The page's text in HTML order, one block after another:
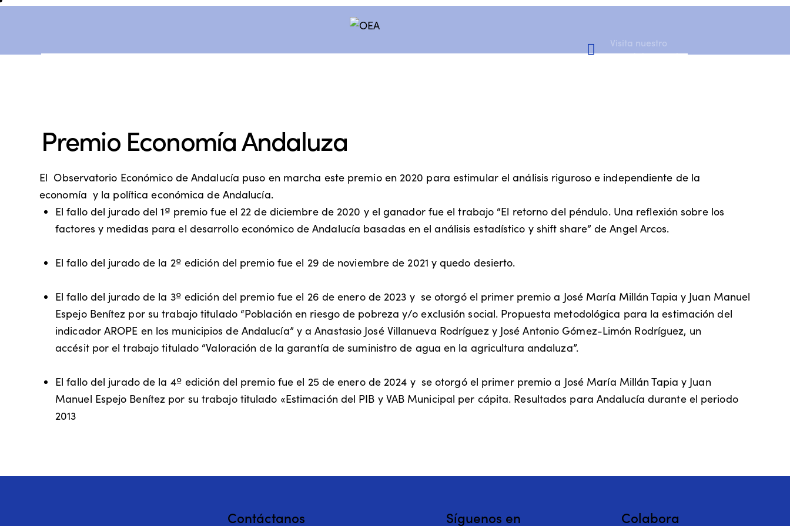
Visita nuestro
Canal de YouTube
Premio Economía Andaluza
El Observatorio Económico de Andalucía puso en marcha este premio en 2020 para estimular el análisis riguroso e independiente de la
economía y la política económica de Andalucía.
El fallo del jurado del 1ª premio fue el 22 de diciembre de 2020 y el ganador fue el trabajo “El retorno del péndulo. Una reflexión sobre los
factores y medidas para el desarrollo económico de Andalucía basadas en el análisis estadístico y shift share” de Angel Arcos.
El fallo del jurado de la 2º edición del premio fue el 29 de noviembre de 2021 y quedo desierto.
El fallo del jurado de la 3º edición del premio fue el 26 de enero de 2023 y se otorgó el primer premio a José María Millán Tapia y Juan Manuel
Espejo Benítez por su trabajo titulado “Población en riesgo de pobreza y/o exclusión social. Propuesta metodológica para la estimación del
indicador AROPE en los municipios de Andalucía” y a Anastasio José Villanueva Rodríguez y José Antonio Gómez-Limón Rodríguez, un
accésit por el trabajo titulado “Valoración de la garantía de suministro de agua en la agricultura andaluza”.
El fallo del jurado de la 4º edición del premio fue el 25 de enero de 2024 y se otorgó el primer premio a José María Millán Tapia y Juan
Manuel Espejo Benítez por su trabajo titulado «Estimación del PIB y VAB Municipal per cápita. Resultados para Andalucía durante el periodo
2013
Contáctanos Síguenos en Colabora